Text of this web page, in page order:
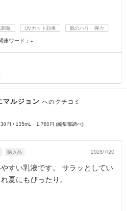
刺激 UVカット効果 肌のハリ・弾力
連ワード： -
マルジョン へのクチコミ
円 / 135mL・1,760円 (編集部調べ)
購入品 2026/7/20
すい乳液です。 サラッとしてい
夏にもぴったり。